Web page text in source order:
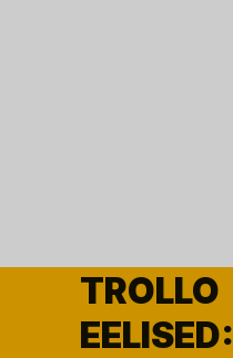
TROLLO
EELISED: